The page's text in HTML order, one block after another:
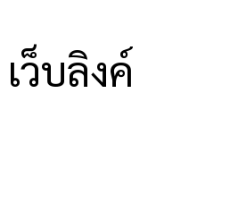
เว็บลิงค์